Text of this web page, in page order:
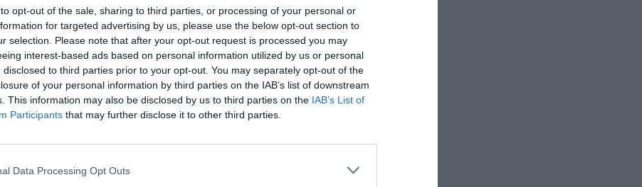
opt-out of the sale, sharing to third parties, or processing of your personal or
for targeted advertising by us, please use the below opt-out section to
selection. Please note that after your opt-out request is processed you may
interest-based ads based on personal information utilized by us or personal
disclosed to third parties prior to your opt-out. You may separately opt-out of the
of your personal information by third parties on the IAB’s list of downstream
This information may also be disclosed by us to third parties on the IAB’s List of
Participants that may further disclose it to other third parties.
Data Processing Opt Outs
vero animale d’area di rigore. Devo ringraziare il City
stato bravo a integrarsi subito, vede la porta, gioca
generoso. È già pronto per la Serie A".
il dirigente ha espresso un pensiero fiducioso
"Siamo un popolo che, quando tocca il fondo,
ha sempre fatto: nello sport siamo una nazione